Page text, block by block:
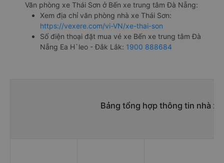
Văn phòng xe Thái Sơn ở Bến xe trung tâm Đà Nẵng:
Xem địa chỉ văn phòng nhà xe Thái Sơn:
https://vexere.com/vi-VN/xe-thai-son
Số điện thoại đặt mua vé xe Bến xe trung tâm Đà
Nẵng Ea H`leo - Đắk Lắk: 1900 888684
Bảng tổng hợp thông tin nhà